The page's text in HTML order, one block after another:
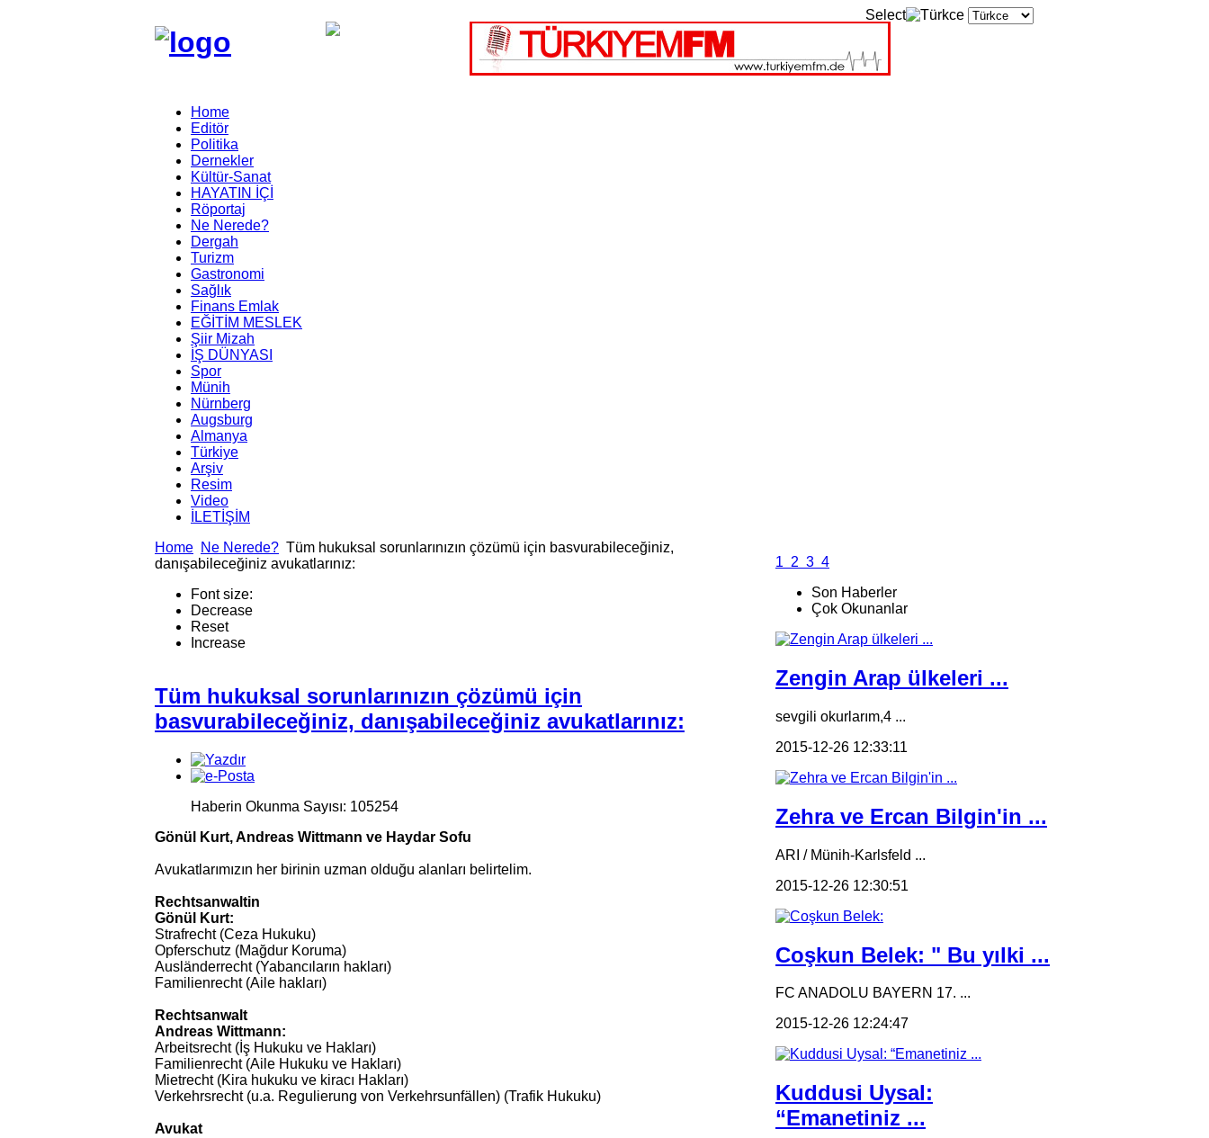
Select
Home
Editör
Politika
Dernekler
Kültür-Sanat
HAYATIN İÇİ
Röportaj
Ne Nerede?
Dergah
Turizm
Gastronomi
Sağlık
Finans Emlak
EĞİTİM MESLEK
Şiir Mizah
İŞ DÜNYASI
Spor
Münih
Nürnberg
Augsburg
Almanya
Türkiye
Arşiv
Resim
Video
İLETİŞİM
Home Ne Nerede? Tüm hukuksal sorunlarınızın çözümü için basvurabileceğiniz,
danışabileceğiniz avukatlarınız:
Font size:
Decrease
Reset
Increase
Tüm hukuksal sorunlarınızın çözümü için
basvurabileceğiniz, danışabileceğiniz avukatlarınız:
Haberin Okunma Sayısı: 105254
Gönül Kurt, Andreas Wittmann ve Haydar Sofu
Avukatlarımızın her birinin uzman olduğu alanları belirtelim.
Rechtsanwaltin
Gönül Kurt:
Strafrecht (Ceza Hukuku)
Opferschutz (Mağdur Koruma)
Ausländerrecht (Yabancıların hakları)
Familienrecht (Aile hakları)
Rechtsanwalt
Andreas Wittmann:
Arbeitsrecht (İş Hukuku ve Hakları)
Familienrecht (Aile Hukuku ve Hakları)
Mietrecht (Kira hukuku ve kiracı Hakları)
Verkehrsrecht (u.a. Regulierung von Verkehrsunfällen) (Trafik Hukuku)
Avukat
1 2 3 4
Son Haberler
Çok Okunanlar
Zengin Arap ülkeleri ...
sevgili okurlarım,4 ...
2015-12-26 12:33:11
Zehra ve Ercan Bilgin'in ...
ARI / Münih-Karlsfeld ...
2015-12-26 12:30:51
Coşkun Belek: " Bu yılki ...
FC ANADOLU BAYERN 17. ...
2015-12-26 12:24:47
Kuddusi Uysal:
“Emanetiniz ...